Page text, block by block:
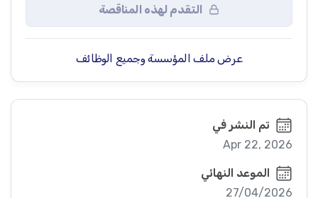
عرض ملف المؤسسة وجميع الوظائف
تم النشر في
Apr 22, 2026
الموعد النهائي
27/04/2026